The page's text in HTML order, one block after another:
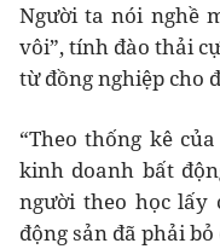
Người ta nói nghề
vôi”, tính đào thải
từ đồng nghiệp cho
“Theo thống kê
kinh doanh bất
người theo học lấy
động sản đã phải